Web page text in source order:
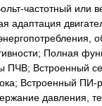
частотный или
адаптация
Полная
ПЧВ; Встроенный
Встроенный ПИ-
давления,